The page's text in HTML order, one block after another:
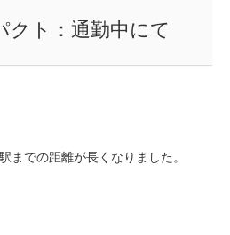
クト：通勤中にて
までの距離が長くなりました。